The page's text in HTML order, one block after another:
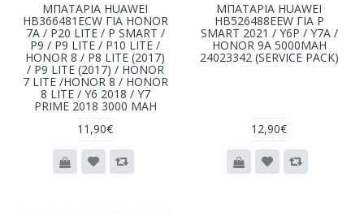
ΜΠΑΤΑΡΙΑ HUAWEI
HB366481ECW ΓΙΑ HONOR
7A / P20 LITE / P SMART /
P9 / P9 LITE / P10 LITE /
HONOR 8 / P8 LITE (2017)
/ P9 LITE (2017) / HONOR
7 LITE /HONOR 8 / HONOR
8 LITE / Y6 2018 / Y7
PRIME 2018 3000 MAH
11,90€
ΜΠΑΤΑΡΙΑ HUAWEI
HB526488EEW ΓΙΑ P
SMART 2021 / Y6P / Y7A /
HONOR 9A 5000MAH
24023342 (SERVICE PACK)
12,90€